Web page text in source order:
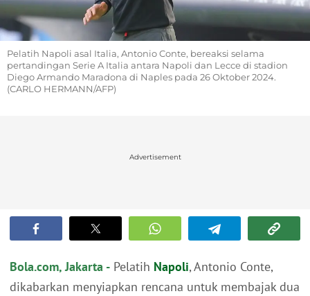
Pelatih Napoli asal Italia, Antonio Conte, bereaksi selama
pertandingan Serie A Italia antara Napoli dan Lecce di stadion
Diego Armando Maradona di Naples pada 26 Oktober 2024.
(CARLO HERMANN/AFP)
Advertisement
Bola.com, Jakarta - Pelatih Napoli, Antonio Conte,
dikabarkan menyiapkan rencana untuk membajak dua